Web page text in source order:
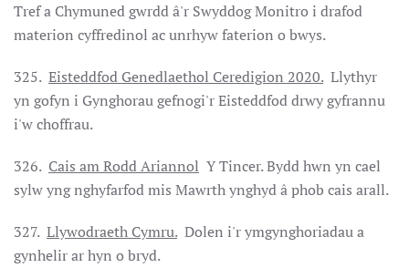
Tref a Chymuned gwrdd â'r Swyddog Monitro i drafod
materion cyffredinol ac unrhyw faterion o bwys.
325. Eisteddfod Genedlaethol Ceredigion 2020.Llythyr
yn gofyn i Gynghorau gefnogi'r Eisteddfod drwy gyfrannu
i'w choffrau.
326. Cais am Rodd Ariannol Y Tincer. Bydd hwn yn cael
sylw yng nghyfarfod mis Mawrth ynghyd â phob cais arall.
327. Llywodraeth Cymru.Dolen i'r ymgynghoriadau a
gynhelir ar hyn o bryd.